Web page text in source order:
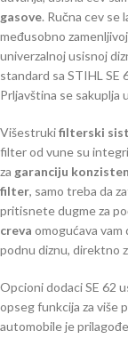
gasove. Ručna cev se
međusobno
univerzalnoj usisnoj
standard sa STIHL SE
Prljavština se sakuplja u
Višestrukifilterski
filter od vune su
za garanciju
filter, samo treba da
pritisnete dugme za
creva omogućava
podnu diznu, direktno
Opcioni dodaci SE 62
opseg funkcija za više
automobile je